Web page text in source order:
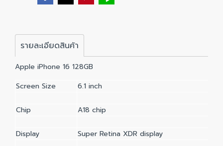
รายละเอียดสินค้า
Apple iPhone 16 128GB
Screen Size
6.1 inch
Chip A18 chip
Display Super Retina XDR display